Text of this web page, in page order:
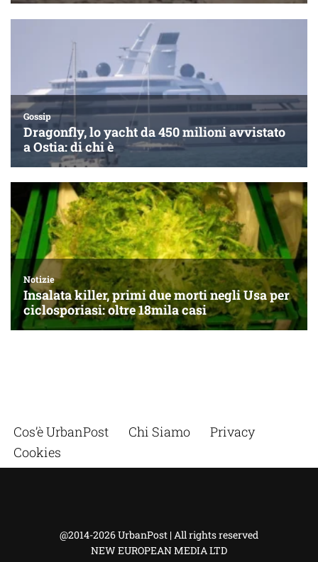
Cos’è UrbanPost Chi Siamo
Privacy
Cookies
@2014-2026 UrbanPost | All rights reserved
NEW EUROPEAN MEDIA LTD